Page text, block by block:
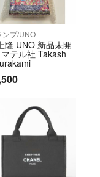
ンプ/UNO
隆 UNO 新品未開
テル社 Takash